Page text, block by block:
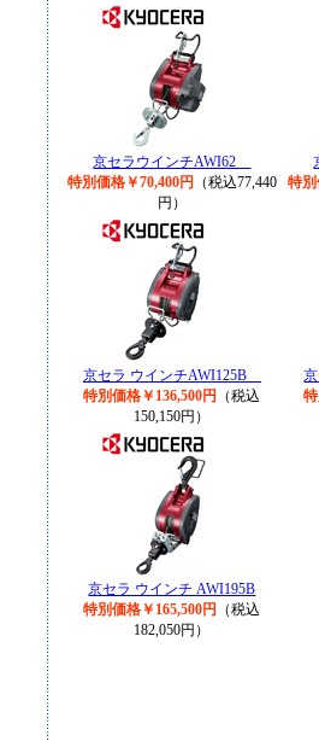
京セラウインチAWI62
特別価格￥70,400円
（税込77,440
円）
特別
京セラ ウインチAWI125B
特別価格￥136,500円
（税込
150,150円）
京セラ ウインチ AWI195B
特別価格￥165,500円
（税込
182,050円）